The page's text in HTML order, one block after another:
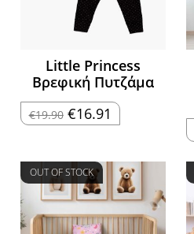
Little Princess
Βρεφική Πυτζάμα
€19.90 Original
price
€16.91 Η
τρέχουσα
OUT OF STOCK